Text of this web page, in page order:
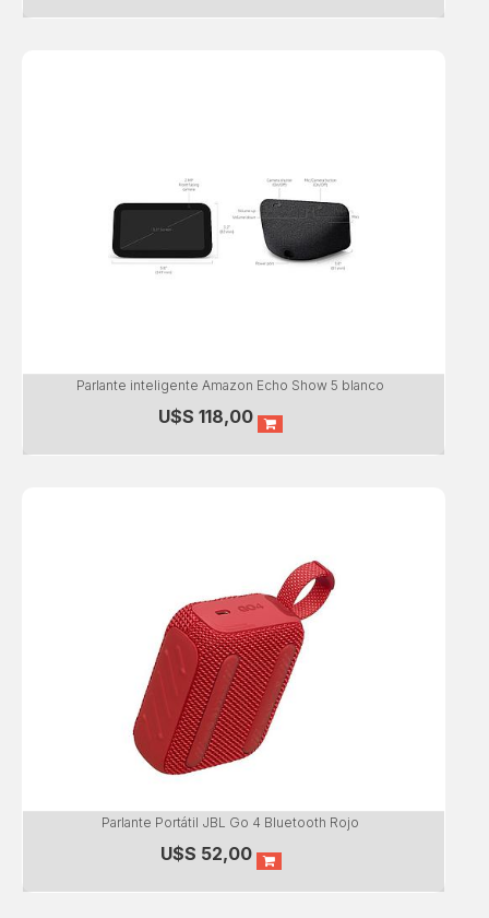
Parlante inteligente Amazon Echo Show 5 blanco
U$S118,00
Parlante Portátil JBL Go 4 Bluetooth Rojo
U$S 52,00